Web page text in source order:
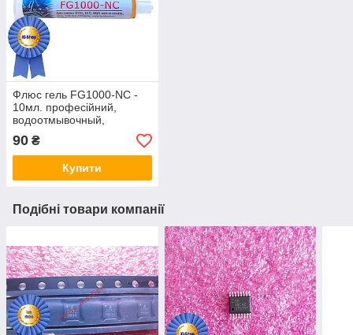
Флюс гель FG1000-NC -
10мл. професійний,
водоотмывочный,
водосмываемый
90 ₴
Купити
Подібні товари компанії